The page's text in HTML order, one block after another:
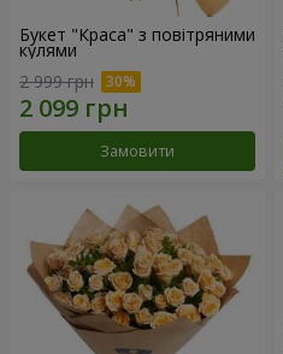
Букет "Краса" з повітряними
кулями
2 999 грн
Замовити